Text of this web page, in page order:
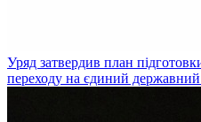
Уряд затвердив план
переходу на єдиний державний